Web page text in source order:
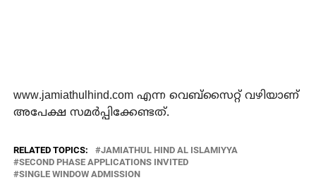
www.jamiathulhind.com എന്ന വെബ്സൈറ്റ് വഴിയാണ്
അപേക്ഷ സമര്‍പ്പിക്കേണ്ടത്.
RELATED TOPICS:
JAMIATHUL HIND AL ISLAMIYYA
SECOND PHASE APPLICATIONS INVITED
SINGLE WINDOW ADMISSION